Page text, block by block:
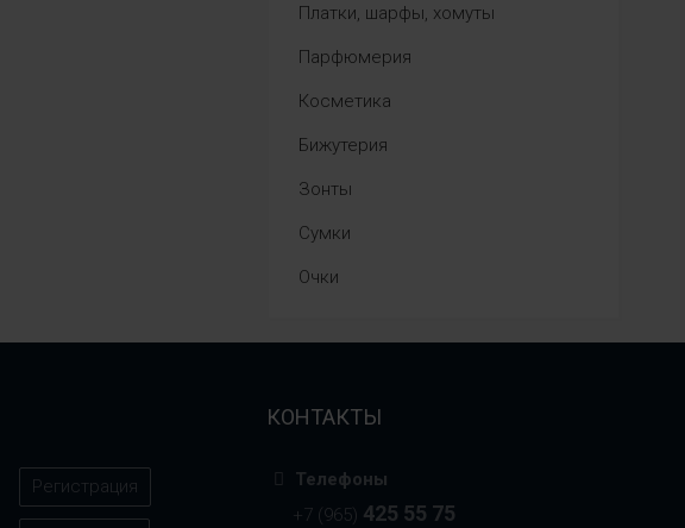
Платки, шарфы, хомуты
Парфюмерия
Косметика
Бижутерия
Зонты
Сумки
Очки
Регистрация
КОНТАКТЫ
Телефоны
+7 (965) 425 55 75